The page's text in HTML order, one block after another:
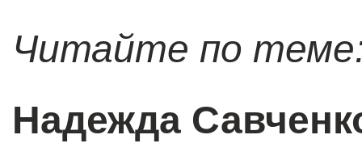
Читайте по
Надежда